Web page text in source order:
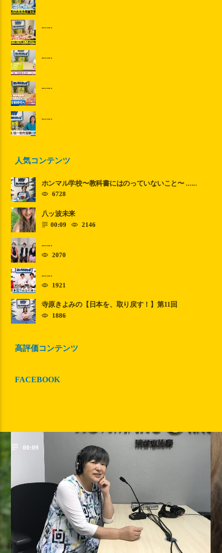
......
......
......
......
人気コンテンツ
ホンマル学校〜教科書にはのっていないこと〜 ......
6728
八ッ波未来
00:09
2146
......
2070
......
1921
寺原きよみの【日本を、取り戻す！】第11回
1886
高評価コンテンツ
FACEBOOK
00:09